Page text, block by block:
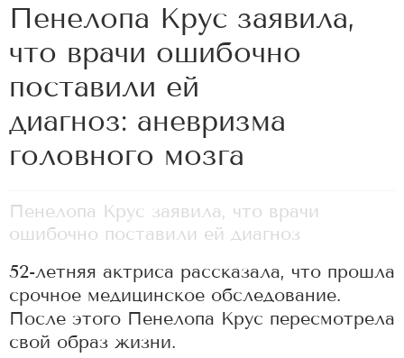
Пенелопа Крус заявила,
что врачи ошибочно
поставили ей
диагноз: аневризма
головного мозга
Пенелопа Крус заявила, что врачи
ошибочно поставили ей диагноз
52-летняя актриса рассказала, что прошла
срочное медицинское обследование.
После этого Пенелопа Крус пересмотрела
свой образ жизни.